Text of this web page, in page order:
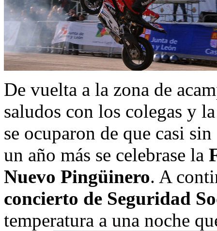
De vuelta a la zona de
saludos con los colegas y
se ocuparon de que casi
un año más se celebrase la
Nuevo Pingüinero. A
concierto de Seguridad
temperatura a una noche